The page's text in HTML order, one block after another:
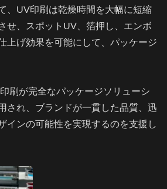
、UV印刷は乾燥時間を大幅に短縮
せ、スポットUV、箔押し、エンボ
上げ効果を可能にして、パッケージ
刷が完全なパッケージソリューシ
され、ブランドが一貫した品質、迅
インの可能性を実現するのを支援し